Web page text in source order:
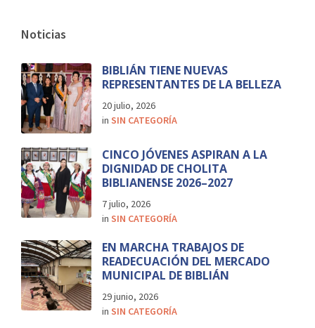
Noticias
BIBLIÁN TIENE NUEVAS
REPRESENTANTES DE LA BELLEZA
20 julio, 2026
in SIN CATEGORÍA
CINCO JÓVENES ASPIRAN A LA
DIGNIDAD DE CHOLITA
BIBLIANENSE 2026–2027
7 julio, 2026
in SIN CATEGORÍA
EN MARCHA TRABAJOS DE
READECUACIÓN DEL MERCADO
MUNICIPAL DE BIBLIÁN
29 junio, 2026
in SIN CATEGORÍA